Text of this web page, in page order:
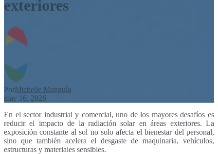
exteriores
PorMichelle Munguía
may 16, 2026
En el sector industrial y comercial, uno de los mayores desafíos es
reducir el impacto de la radiación solar en áreas exteriores. La
exposición constante al sol no solo afecta el bienestar del personal,
sino que también acelera el desgaste de maquinaria, vehículos,
estructuras y materiales sensibles.